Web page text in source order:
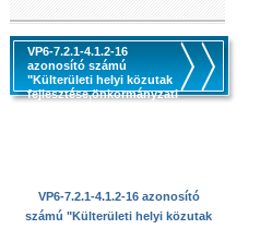
VP6-7.2.1-4.1.2-16
azonosító számú
"Külterületi helyi közutak
fejlesztése,önkormányzati
VP6-7.2.1-4.1.2-16 azonosító
számú "Külterületi helyi közutak